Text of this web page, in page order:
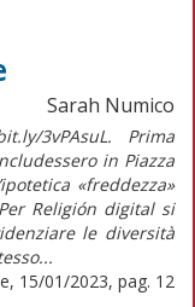
Sarah Numico
3vPAsuL. Prima
in Piazza
«freddezza»
Religión digital si
le diversità
15/01/2023, pag. 12